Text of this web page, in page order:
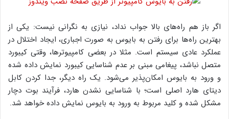
اگر باز هم راه‌های بالا جواب نداد، نیازی به نگرانی نیست: یکی از
بهترین راه‌ها برای رفتن به بایوس به صورت اجباری، ایجاد اختلال در
عملکرد عادی سیستم است. مثلا در بعضی کامپیوترها، وقتی کیبورد
متصل نباشد، پیغامی مبنی بر عدم شناسایی کیبورد نمایش داده شده
و ورود به بایوس امکان‌پذیر می‌شود. یک راه دیگر، جدا کردن کابل
دیتای هارد اصلی است؛ با شناسایی نشدن هارد، فرآیند بوت دچار
مشکل شده و کلید مربوط به ورود به بایوس نمایش داده خواهد شد.